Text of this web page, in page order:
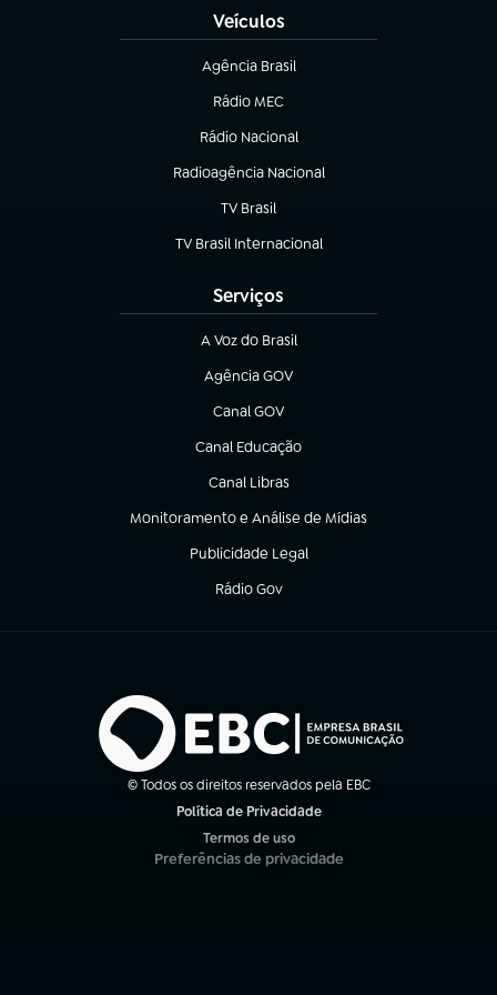
Veículos
Agência Brasil
(abre em nova aba)
Rádio MEC
(abre em nova aba)
Rádio Nacional
Radioagência Nacional
(abre em nova aba)
TV Brasil
(abre em nova aba)
TV Brasil Internacional
(abre em nova aba)
Serviços
A Voz do Brasil
(abre em nova aba)
Agência GOV
(abre em nova aba)
Canal GOV
(abre em nova aba)
Canal Educação
(abre em nova aba)
Canal Libras
(abre em nova aba)
Monitoramento e Análise de Mídias
(abre em nova aba)
Publicidade Legal
(abre em nova aba)
Rádio Gov
(abre em nova aba)
© Todos os direitos reservados pela EBC
Política de Privacidade
Termos de uso
(abre em nova aba)
Preferências de privacidade